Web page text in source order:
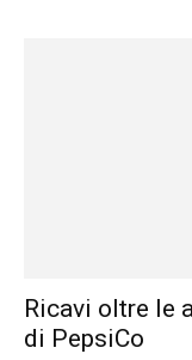
Ricavi oltre le
di PepsiCo